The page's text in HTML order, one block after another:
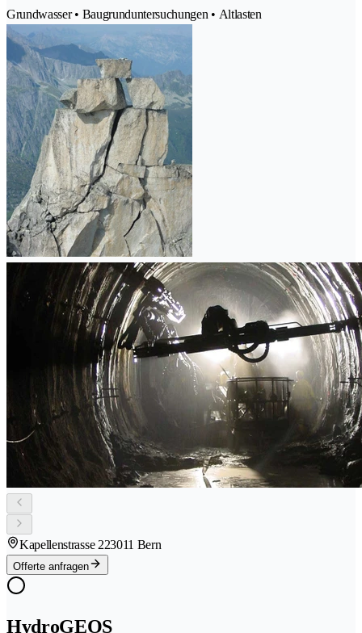
Grundwasser • Baugrunduntersuchungen • Altlasten
Kapellenstrasse 223011 Bern
Offerte anfragen
HydroGEOS